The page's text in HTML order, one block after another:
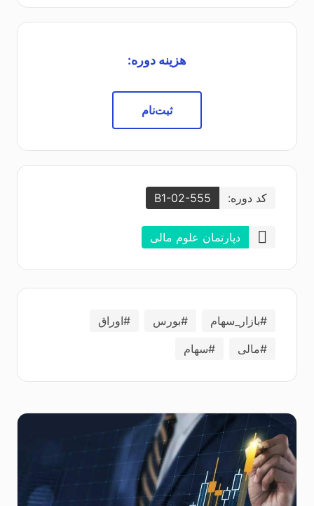
هزینه دوره:
ثبت‌نام
کد دوره: B1-02-555
دپارتمان علوم مالی
#بازار_سهام #بورس
#اوراق
#مالی
#سهام